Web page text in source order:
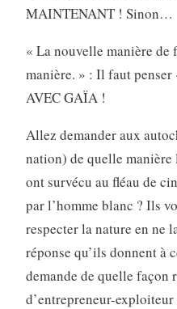
MAINTENANT ! Sinon…
« La nouvelle manière de
manière. » : Il faut
AVEC GAÏA !
Allez demander aux
nation) de quelle
ont survécu au fléau de
par l’homme blanc ? Ils
respecter la nature en ne
réponse qu’ils donnent à
demande de quelle façon
d’entrepreneur-